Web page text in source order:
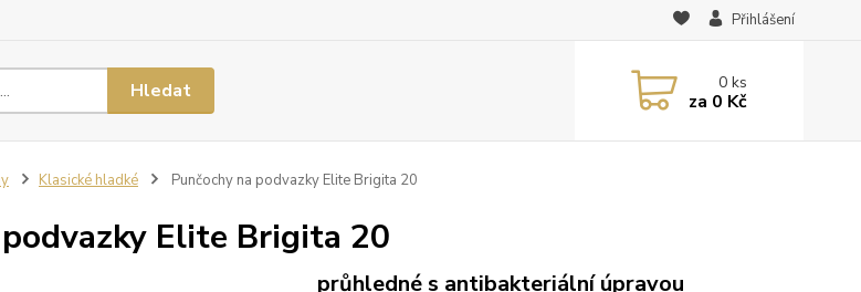
Přihlášení
Hledat 0ks
za 0 Kč
Klasické hladké Punčochy na podvazky Elite Brigita 20
Elite Brigita 20
průhledné s antibakteriální úpravou